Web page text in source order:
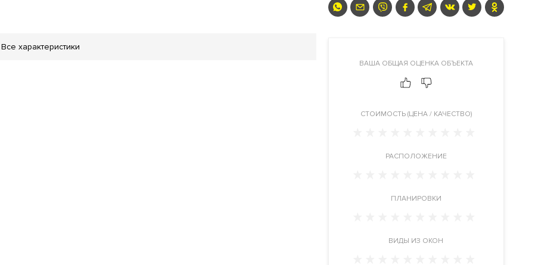
Все характеристики
ВАША ОБЩАЯ ОЦЕНКА ОБЪЕКТА
CТОИМОСТЬ (ЦЕНА / КАЧЕСТВО)
РАСПОЛОЖЕНИЕ
ПЛАНИРОВКИ
ВИДЫ ИЗ ОКОН